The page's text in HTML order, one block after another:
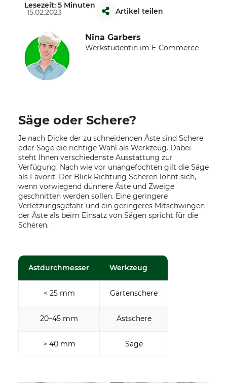
15.02.2023
Lesezeit: 5 Minuten
Artikel teilen
Nina Garbers
Werkstudentin im E-Commerce
Säge oder Schere?
Je nach Dicke der zu schneidenden Äste sind Schere
oder Säge die richtige Wahl als Werkzeug. Dabei
steht Ihnen verschiedenste Ausstattung zur
Verfügung. Nach wie vor unangefochten gilt die Säge
als Favorit. Der Blick Richtung Scheren lohnt sich,
wenn vorwiegend dünnere Äste und Zweige
geschnitten werden sollen. Eine geringere
Verletzungsgefahr und ein geringeres Mitschwingen
der Äste als beim Einsatz von Sägen spricht für die
Scheren.
Astdurchmesser Werkzeug
< 25 mm Gartenschere
20–45 mm Astschere
> 40 mm Säge